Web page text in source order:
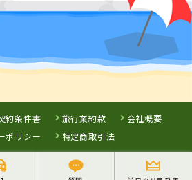
岡校
申 込
8位 9位
約条件書 旅行業約款
会社概要
ポリシー
特定商取引法